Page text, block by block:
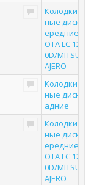
Колодки
ные
ередние к-т
OTA LC 120
0D/
AJERO
Колодки
ные
адние
Колодки
ные
ередние к-т
OTA LC 120
0D/
AJERO